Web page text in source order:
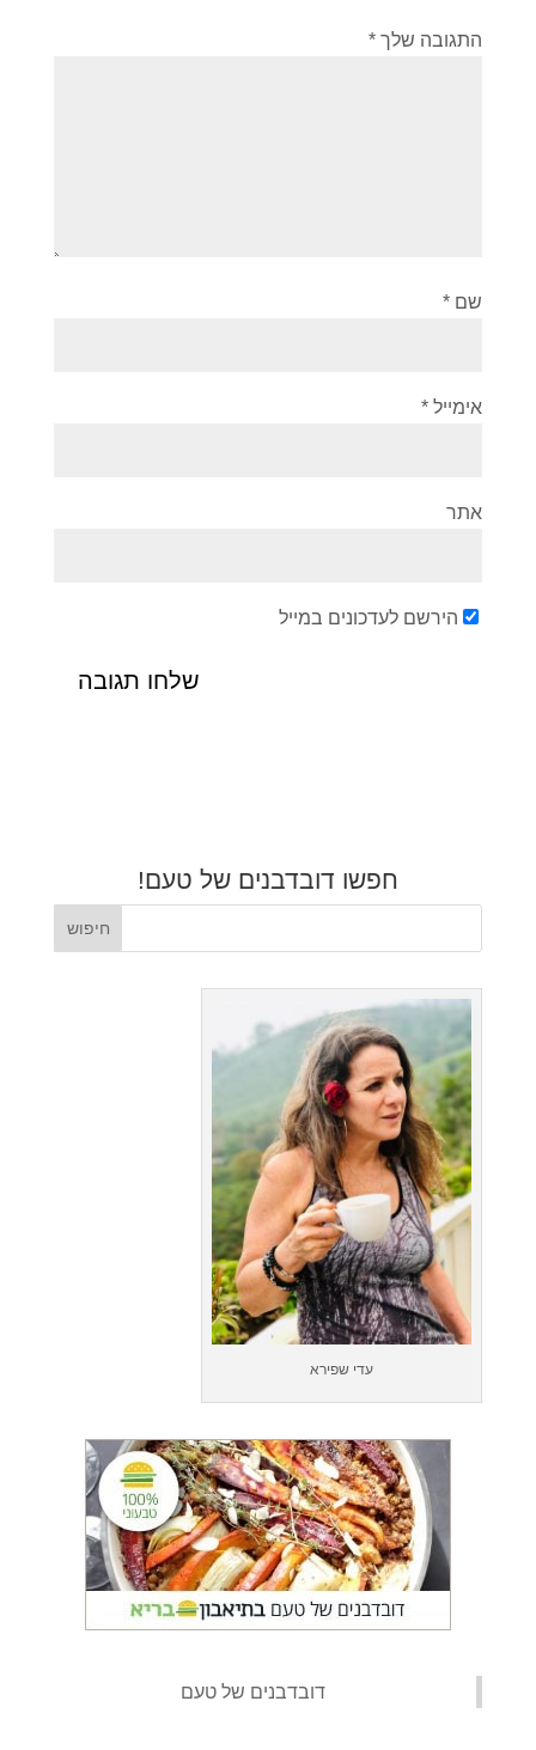
התגובה שלך *
שם *
אימייל *
אתר
הירשם לעדכונים במייל
חפשו דובדבנים של טעם!
עדי שפירא
‏דובדבנים של טעם‏